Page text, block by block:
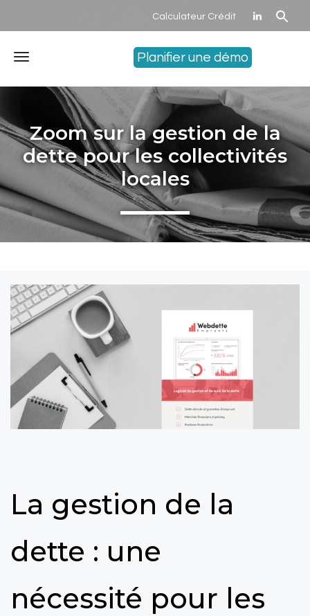
Calculateur Crédit
Planifier une démo
Menu
Zoom sur la gestion de la
dette pour les collectivités
locales
La gestion de la
dette : une
nécessité pour les